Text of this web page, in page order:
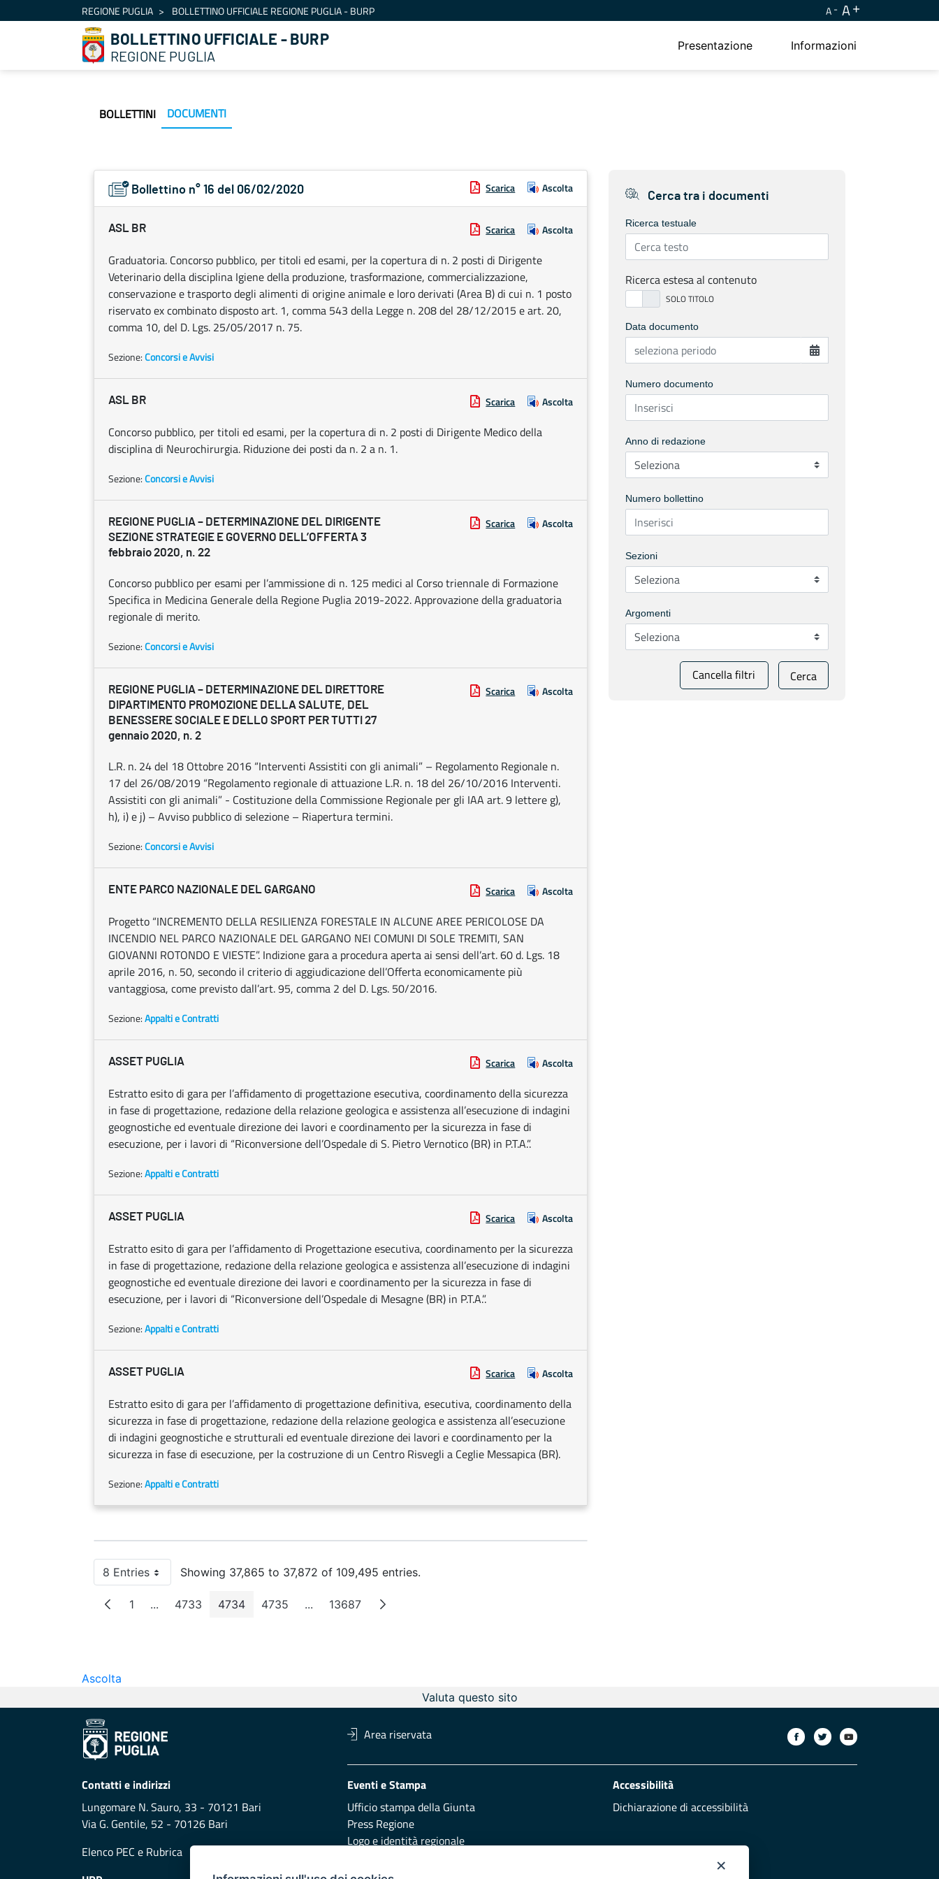
Skip to ContentREGIONE PUGLIA BOLLETTINO UFFICIALE REGIONE PUGLIA - BURP A A
BOLLETTINO UFFICIALE - BURP
REGIONE PUGLIA
Presentazione Informazioni
BOLLETTINI DOCUMENTI
Bollettino n° 16 del 06/02/2020 Scarica Ascolta
ASL BR Scarica Ascolta
Graduatoria. Concorso pubblico, per titoli ed esami, per la copertura di n. 2 posti di Dirigente
Veterinario della disciplina Igiene della produzione, trasformazione, commercializzazione,
conservazione e trasporto degli alimenti di origine animale e loro derivati (Area B) di cui n. 1 posto
riservato ex combinato disposto art. 1, comma 543 della Legge n. 208 del 28/12/2015 e art. 20,
comma 10, del D. Lgs. 25/05/2017 n. 75.
Sezione:Concorsi e Avvisi
ASL BR Scarica Ascolta
Concorso pubblico, per titoli ed esami, per la copertura di n. 2 posti di Dirigente Medico della
disciplina di Neurochirurgia. Riduzione dei posti da n. 2 a n. 1.
Sezione:Concorsi e Avvisi
REGIONE PUGLIA – DETERMINAZIONE DEL DIRIGENTE
SEZIONE STRATEGIE E GOVERNO DELL’OFFERTA 3
febbraio 2020, n. 22
Scarica Ascolta
Concorso pubblico per esami per l’ammissione di n. 125 medici al Corso triennale di Formazione
Specifica in Medicina Generale della Regione Puglia 2019-2022. Approvazione della graduatoria
regionale di merito.
Sezione:Concorsi e Avvisi
REGIONE PUGLIA – DETERMINAZIONE DEL DIRETTORE
DIPARTIMENTO PROMOZIONE DELLA SALUTE, DEL
BENESSERE SOCIALE E DELLO SPORT PER TUTTI 27
gennaio 2020, n. 2
Scarica Ascolta
L.R. n. 24 del 18 Ottobre 2016 “Interventi Assistiti con gli animali” – Regolamento Regionale n.
17 del 26/08/2019 “Regolamento regionale di attuazione L.R. n. 18 del 26/10/2016 Interventi.
Assistiti con gli animali” - Costituzione della Commissione Regionale per gli IAA art. 9 lettere g),
h), i) e j) – Avviso pubblico di selezione – Riapertura termini.
Sezione:Concorsi e Avvisi
ENTE PARCO NAZIONALE DEL GARGANO Scarica Ascolta
Progetto “INCREMENTO DELLA RESILIENZA FORESTALE IN ALCUNE AREE PERICOLOSE DA
INCENDIO NEL PARCO NAZIONALE DEL GARGANO NEI COMUNI DI SOLE TREMITI, SAN
GIOVANNI ROTONDO E VIESTE”. Indizione gara a procedura aperta ai sensi dell’art. 60 d. Lgs. 18
aprile 2016, n. 50, secondo il criterio di aggiudicazione dell’Offerta economicamente più
vantaggiosa, come previsto dall’art. 95, comma 2 del D. Lgs. 50/2016.
Sezione:Appalti e Contratti
ASSET PUGLIA Scarica Ascolta
Estratto esito di gara per l’affidamento di progettazione esecutiva, coordinamento della sicurezza
in fase di progettazione, redazione della relazione geologica e assistenza all’esecuzione di indagini
geognostiche ed eventuale direzione dei lavori e coordinamento per la sicurezza in fase di
esecuzione, per i lavori di “Riconversione dell’Ospedale di S. Pietro Vernotico (BR) in P.T.A.”.
Sezione:Appalti e Contratti
ASSET PUGLIA Scarica Ascolta
Estratto esito di gara per l’affidamento di Progettazione esecutiva, coordinamento per la sicurezza
in fase di progettazione, redazione della relazione geologica e assistenza all’esecuzione di indagini
geognostiche ed eventuale direzione dei lavori e coordinamento per la sicurezza in fase di
esecuzione, per i lavori di “Riconversione dell’Ospedale di Mesagne (BR) in P.T.A.”.
Sezione:Appalti e Contratti
ASSET PUGLIA Scarica Ascolta
Estratto esito di gara per l’affidamento di progettazione definitiva, esecutiva, coordinamento della
sicurezza in fase di progettazione, redazione della relazione geologica e assistenza all’esecuzione
di indagini geognostiche e strutturali ed eventuale direzione dei lavori e coordinamento per la
sicurezza in fase di esecuzione, per la costruzione di un Centro Risvegli a Ceglie Messapica (BR).
Sezione:Appalti e Contratti
8 EntriesPer PageShowing 37,865 to 37,872 of 109,495 entries.
Page
1 ...Intermediate Pages
Page
4733 Page
4734 Page
4735 ...Intermediate Pages
Page
13687
Cerca tra i documenti
Ricerca testuale
Ricerca estesa al contenuto
Data documento
Numero documento
Anno di redazione
Numero bollettino
Sezioni
Argomenti
Cancella filtri Cerca
Ascolta
Valuta questo sito
Area riservata
Contatti e indirizzi
Lungomare N. Sauro, 33 - 70121 Bari
Via G. Gentile, 52 - 70126 Bari
Elenco PEC e Rubrica
Eventi e Stampa
Ufficio stampa della Giunta
Press Regione
Logo e identità regionale
Accessibilità
Dichiarazione di accessibilità
×